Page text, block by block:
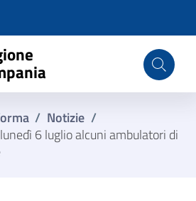
Campania
/ Notizie /
6 luglio alcuni ambulatori di